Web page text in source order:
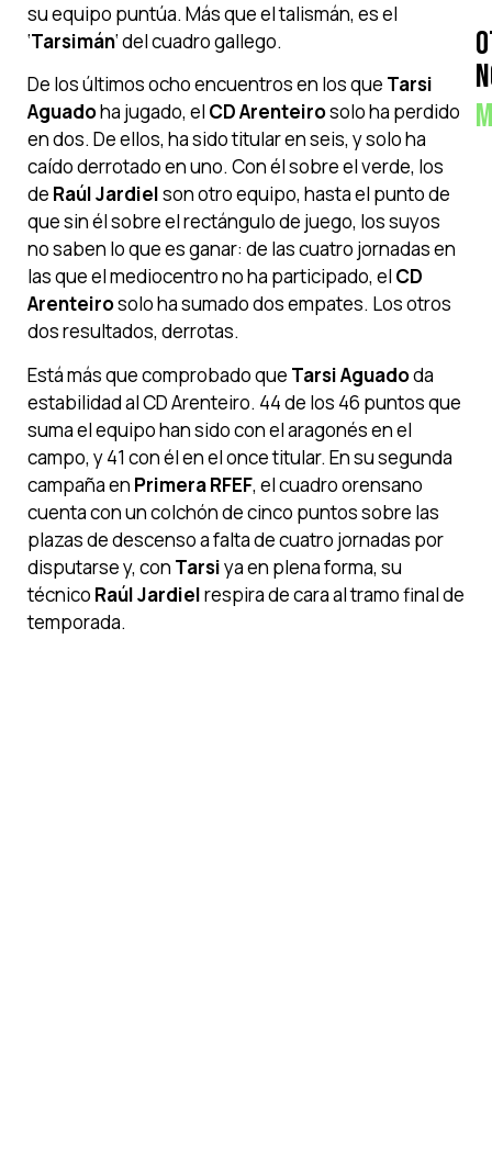
su equipo puntúa. Más que el talismán, es el
‘Tarsimán‘ del cuadro gallego.
De los últimos ocho encuentros en los que Tarsi
Aguadoha jugado, el CD Arenteirosolo ha perdido
en dos. De ellos, ha sido titular en seis, y solo ha
caído derrotado en uno. Con él sobre el verde, los
de Raúl Jardielson otro equipo, hasta el punto de
que sin él sobre el rectángulo de juego, los suyos
no saben lo que es ganar: de las cuatro jornadas en
las que el mediocentro no ha participado, el CD
Arenteirosolo ha sumado dos empates. Los otros
dos resultados, derrotas.
Está más que comprobado que Tarsi Aguadoda
estabilidad al CD Arenteiro. 44 de los 46 puntos que
suma el equipo han sido con el aragonés en el
campo, y 41 con él en el once titular. En su segunda
campaña en Primera RFEF, el cuadro orensano
cuenta con un colchón de cinco puntos sobre las
plazas de descenso a falta de cuatro jornadas por
disputarse y, con Tarsiya en plena forma, su
técnico Raúl Jardielrespira de cara al tramo final de
temporada.